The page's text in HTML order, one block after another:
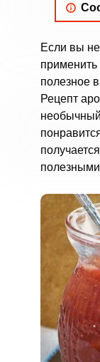
Если вы
применить
полезное
Рецепт